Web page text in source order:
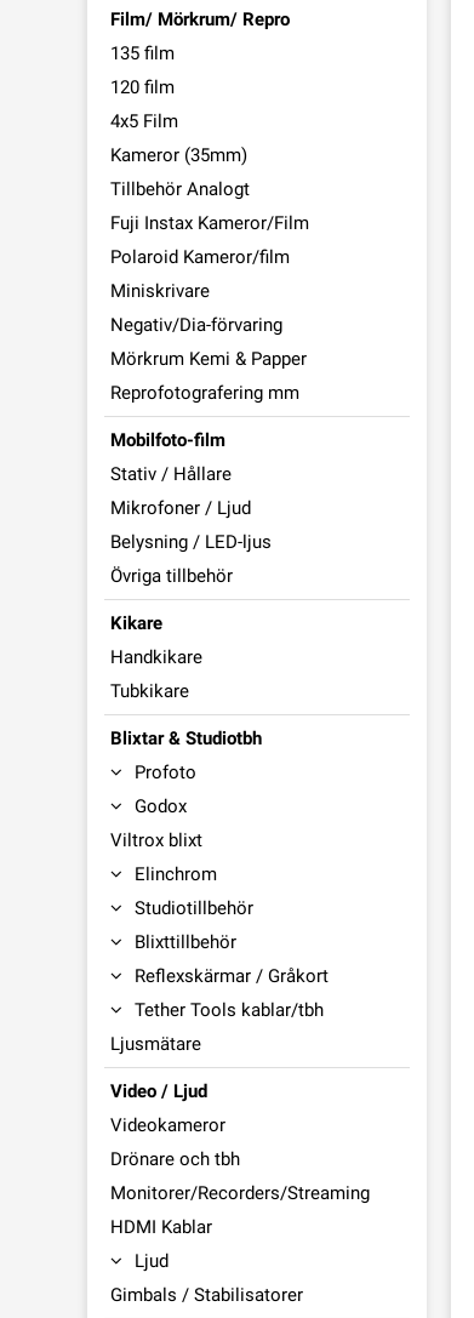
Film/ Mörkrum/ Repro
135 film
120 film
4x5 Film
Kameror (35mm)
Tillbehör Analogt
Fuji Instax Kameror/Film
Polaroid Kameror/film
Miniskrivare
Negativ/Dia-förvaring
Mörkrum Kemi & Papper
Reprofotografering mm
Mobilfoto-film
Stativ / Hållare
Mikrofoner / Ljud
Belysning / LED-ljus
Övriga tillbehör
Kikare
Handkikare
Tubkikare
Blixtar & Studiotbh
Profoto
Godox
Viltrox blixt
Elinchrom
Studiotillbehör
Blixttillbehör
Reflexskärmar / Gråkort
Tether Tools kablar/tbh
Ljusmätare
Video / Ljud
Videokameror
Drönare och tbh
Monitorer/Recorders/Streaming
HDMI Kablar
Ljud
Gimbals / Stabilisatorer